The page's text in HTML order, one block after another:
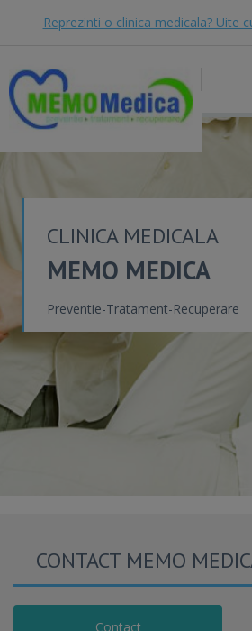
Reprezinti o clinica medicala? Uite
CLINICA MEDICALA
MEMO MEDICA
Preventie-Tratament-Recuperare
CONTACT MEMO
Contact